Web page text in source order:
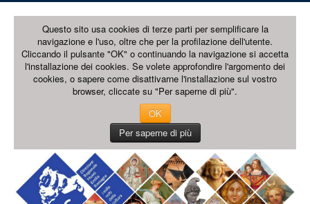
Questo sito usa cookies di terze parti per semplificare la
navigazione e l'uso, oltre che per la profilazione dell'utente.
Cliccando il pulsante "OK" o continuando la navigazione si accetta
l'installazione dei cookies. Se volete approfondire l'argomento dei
cookies, o sapere come disattivarne l'installazione sul vostro
browser, cliccate su "Per saperne di più".
OK
Per saperne di più